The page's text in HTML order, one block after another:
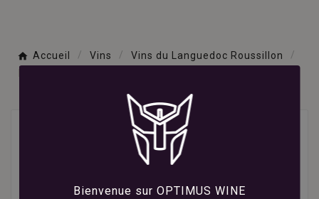
Bienvenue sur OPTIMUS WINE
Accueil Vins
Vins du Languedoc Roussillon